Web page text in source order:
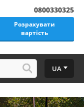
0800330325
Розрахувати
вартість
UA